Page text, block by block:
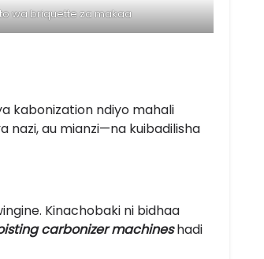
wa briquette za makaa
kabonization ndiyo mahali
nazi, au mianzi—na kuibadilisha
Kinachobaki ni bidhaa
carbonizer machineshadi